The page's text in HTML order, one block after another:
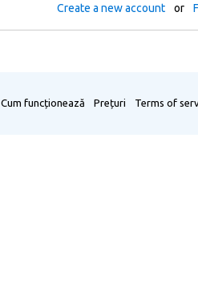
Create a new account or
Cum funcționează Prețuri Terms of